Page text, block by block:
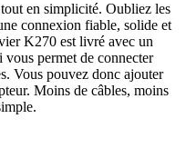
en simplicité. Oubliez les
connexion fiable, solide et
K270 est livré avec un
permet de connecter
Vous pouvez donc ajouter
Moins de câbles, moins